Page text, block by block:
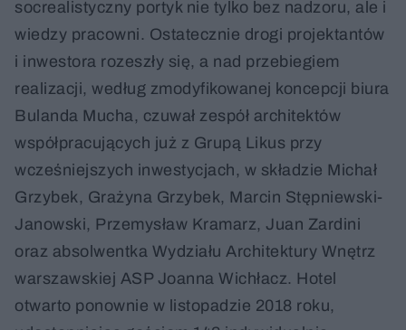
socrealistyczny portyk nie tylko bez nadzoru, ale i
wiedzy pracowni. Ostatecznie drogi projektantów
i inwestora rozeszły się, a nad przebiegiem
realizacji, według zmodyfikowanej koncepcji biura
Bulanda Mucha, czuwał zespół architektów
współpracujących już z Grupą Likus przy
wcześniejszych inwestycjach, w składzie Michał
Grzybek, Grażyna Grzybek, Marcin Stępniewski-
Janowski, Przemysław Kramarz, Juan Zardini
oraz absolwentka Wydziału Architektury Wnętrz
warszawskiej ASP Joanna Wichłacz. Hotel
otwarto ponownie w listopadzie 2018 roku,